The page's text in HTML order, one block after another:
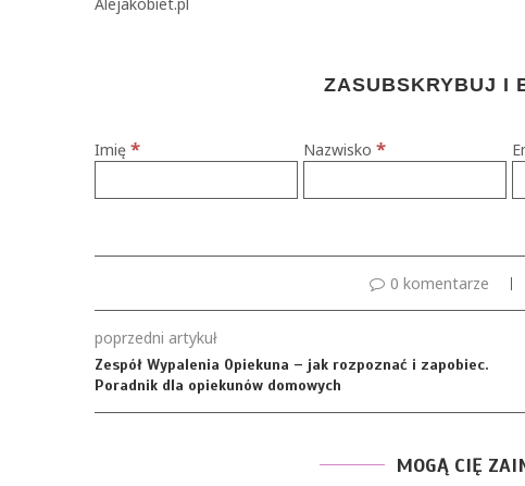
ZASUBSKRYBUJ I
Imię * Nazwisko*
0 komentarze
poprzedni artykuł
Zespół Wypalenia Opiekuna – jak rozpoznać i zapobiec.
Poradnik dla opiekunów domowych
MOGĄ CIĘ